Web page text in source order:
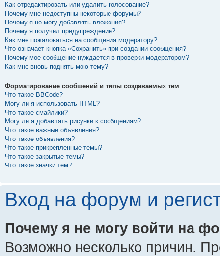
Как отредактировать или удалить голосование?
Почему мне недоступны некоторые форумы?
Почему я не могу добавлять вложения?
Почему я получил предупреждение?
Как мне пожаловаться на сообщения модератору?
Что означает кнопка «Сохранить» при создании сообщения?
Почему мое сообщение нуждается в проверки модератором?
Как мне вновь поднять мою тему?
Форматирование сообщений и типы создаваемых тем
Что такое BBCode?
Могу ли я использовать HTML?
Что такое смайлики?
Могу ли я добавлять рисунки к сообщениям?
Что такое важные объявления?
Что такое объявления?
Что такое прикрепленные темы?
Что такое закрытые темы?
Что такое значки тем?
Вход на форум и
Почему я не могу войти на
Возможно несколько причин.